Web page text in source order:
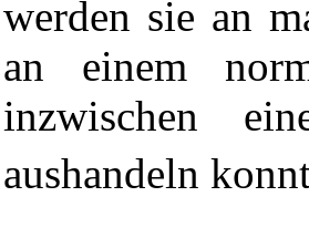
werden sie an
an einem
inzwischen
aushandeln